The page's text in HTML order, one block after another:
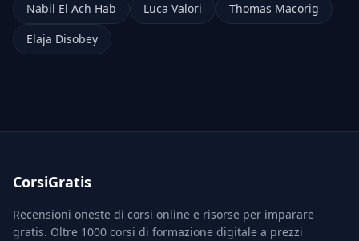
Nabil El Ach Hab
Luca Valori
Thomas Macorig
Elaja Disobey
CorsiGratis
Recensioni oneste di corsi online e risorse per imparare
gratis. Oltre 1000 corsi di formazione digitale a prezzi